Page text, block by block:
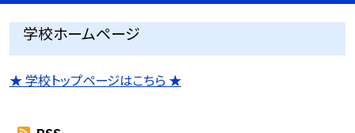
学校ホームページ
★ 学校トップページはこちら ★